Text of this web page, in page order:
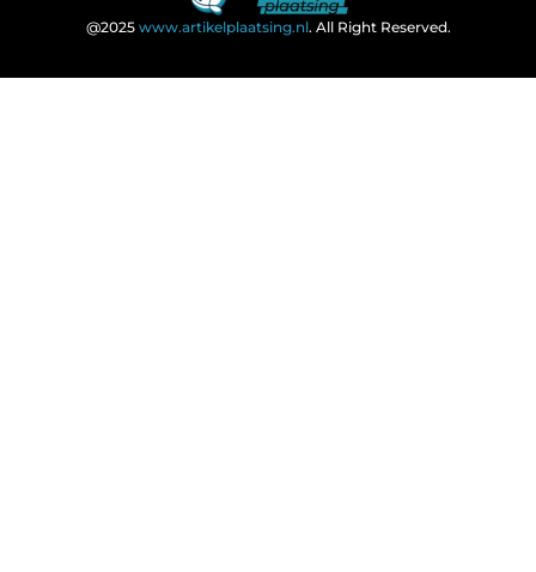
@2025 www.artikelplaatsing.nl. All Right Reserved.